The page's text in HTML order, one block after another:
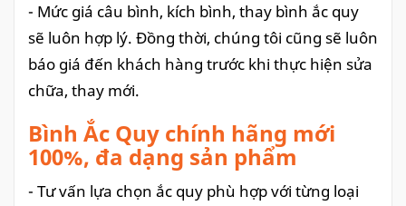
- Mức giá câu bình, kích bình, thay bình ắc quy
sẽ luôn hợp lý. Đồng thời, chúng tôi cũng sẽ luôn
báo giá đến khách hàng trước khi thực hiện sửa
chữa, thay mới.
Bình Ắc Quy chính hãng mới
100%, đa dạng sản phẩm
- Tư vấn lựa chọn ắc quy phù hợp với từng loại